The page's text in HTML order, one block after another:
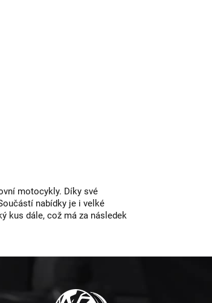
motocykly. Díky své
nabídky je i velké
kus dále, což má za následek